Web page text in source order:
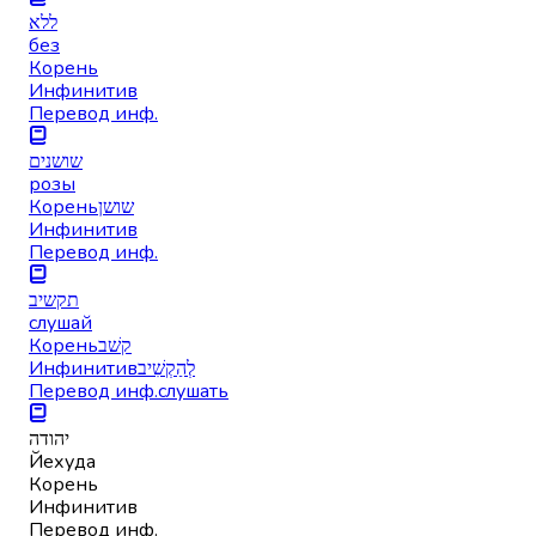
ללא
без
Корень
Инфинитив
Перевод инф.
שושנים
розы
Кореньשושן
Инфинитив
Перевод инф.
תקשיב
слушай
Кореньקשׁב
Инфинитивלְהַקְשִׁיב
Перевод инф.слушать
יהודה
Йехуда
Корень
Инфинитив
Перевод инф.